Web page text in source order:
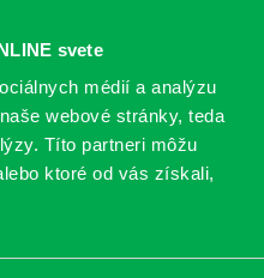
svete
médií a analýzu
webové stránky, teda
Títo partneri môžu
ktoré od vás získali,
KONTO
TLAČIVÁ KONTAKTY